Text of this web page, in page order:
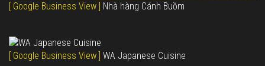
[ Google Business View ] Nhà hàng Cánh Buồm
[ Google Business View ] WA Japanese Cuisine